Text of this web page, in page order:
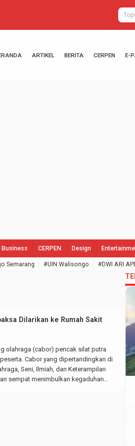
Sistem
ARTIKEL BERITA CERPEN E-
Business CERPEN Design
Semarang #UIN Walisongo #DWI ARI
Dilarikan ke Rumah Sakit
olahraga (cabor) pencak silat putra
Cabor yang dipertandingkan di
Seni, Ilmiah, dan Keterampilan
sempat menimbulkan kegaduhan